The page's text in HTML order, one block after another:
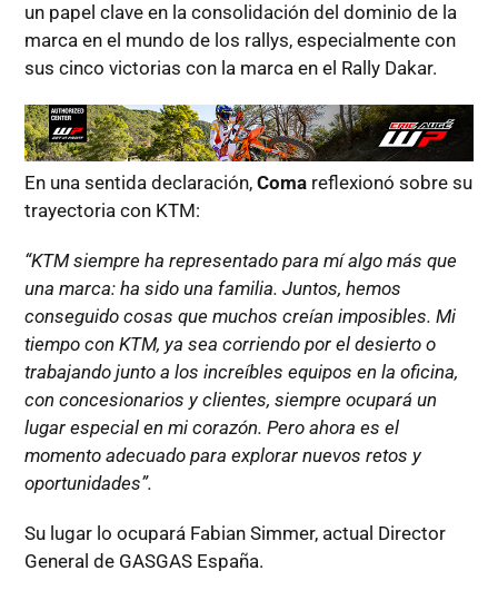
un papel clave en la consolidación del dominio de la
marca en el mundo de los rallys, especialmente con
sus cinco victorias con la marca en el Rally Dakar.
En una sentida declaración, Comareflexionó sobre su
trayectoria con KTM:
“KTM siempre ha representado para mí algo más que
una marca: ha sido una familia. Juntos, hemos
conseguido cosas que muchos creían imposibles. Mi
tiempo con KTM, ya sea corriendo por el desierto o
trabajando junto a los increíbles equipos en la oficina,
con concesionarios y clientes, siempre ocupará un
lugar especial en mi corazón. Pero ahora es el
momento adecuado para explorar nuevos retos y
oportunidades”.
Su lugar lo ocupará Fabian Simmer, actual Director
General de GASGAS España.